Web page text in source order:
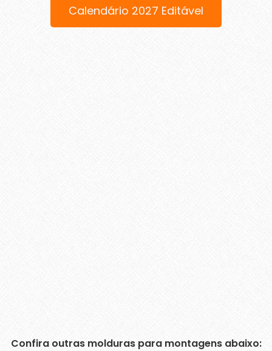
Calendário 2027 Editável
Confira outras molduras para montagens abaixo: